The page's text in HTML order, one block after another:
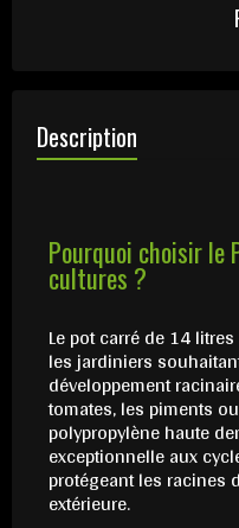
Description
Pourquoi choisir le
cultures ?
Le pot carré de 14
les jardiniers
développement
tomates, les piments
polypropylène haute
exceptionnelle aux
protégeant les racines
extérieure.